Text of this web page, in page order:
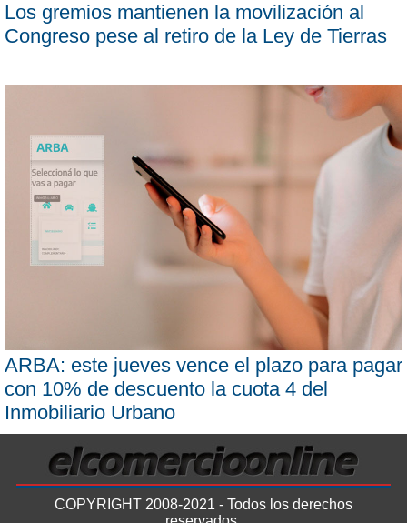
Los gremios mantienen la movilización al
Congreso pese al retiro de la Ley de Tierras
ARBA: este jueves vence el plazo para pagar
con 10% de descuento la cuota 4 del
Inmobiliario Urbano
COPYRIGHT 2008-2021 - Todos los derechos